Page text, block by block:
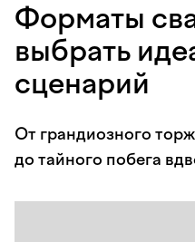
Форматы
выбрать
сценарий
От грандиозного
до тайного побега